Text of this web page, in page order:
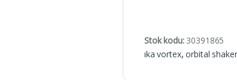
Stok kodu: 30391865
ıka vortex,orbital shaker